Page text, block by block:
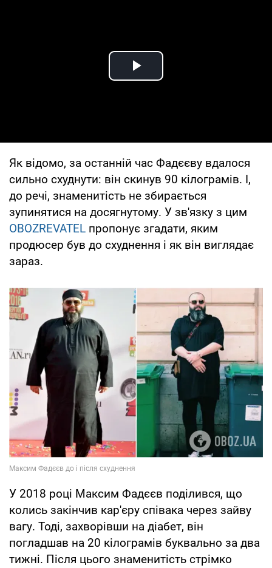
Play Video
Як відомо, за останній час Фадєєву вдалося
сильно схуднути: він скинув 90 кілограмів. І,
до речі, знаменитість не збирається
зупинятися на досягнутому. У зв'язку з цим
OBOZREVATEL пропонує згадати, яким
продюсер був до схуднення і як він виглядає
зараз.
У 2018 році Максим Фадєєв поділився, що
колись закінчив кар'єру співака через зайву
вагу. Тоді, захворівши на діабет, він
погладшав на 20 кілограмів буквально за два
тижні. Після цього знаменитість стрімко